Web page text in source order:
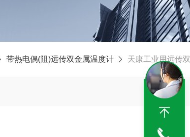
带热电偶(阻)远传双金属温度计 天康工业用远传